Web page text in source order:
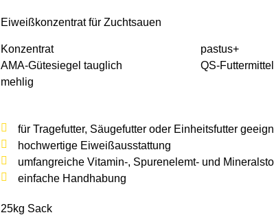
Eiweißkonzentrat für Zuchtsauen
Konzentrat
pastus+
AMA-Gütesiegel tauglich
QS-Futter­mittel
mehlig
für Tragefutter, Säugefutter oder Einheitsfutter
hochwertige Eiweißausstattung
umfangreiche Vitamin-, Spurenelemt- und
einfache Handhabung
25kg Sack